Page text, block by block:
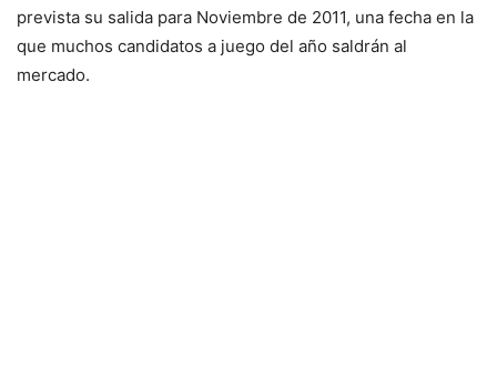
prevista su salida para Noviembre de 2011, una fecha en la
que muchos candidatos a juego del año saldrán al
mercado.